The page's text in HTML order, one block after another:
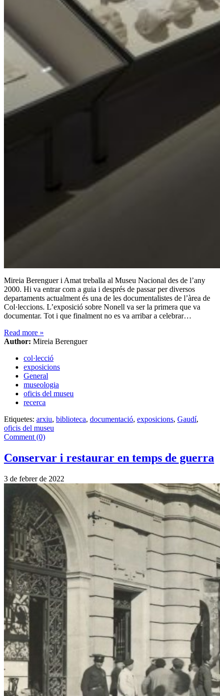
Mireia Berenguer i Amat treballa al Museu Nacional des de l’any
2000. Hi va entrar com a guia i després de passar per diversos
departaments actualment és una de les documentalistes de l’àrea de
Col·leccions. L’exposició sobre Nonell va ser la primera que va
documentar. Tot i que finalment no es va arribar a celebrar…
Read more »
Author: Mireia Berenguer
col·lecció
exposicions
General
museologia
oficis del museu
recerca
Etiquetes: arxiu, biblioteca, documentació, exposicions, Gaudí,
oficis del museu
Comment (0)
Conservar i restaurar en temps de guerra
3 de febrer de 2022